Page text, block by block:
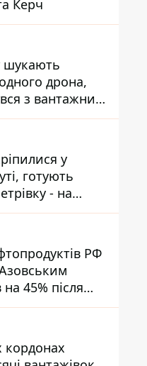
Керч
шукають
дрона,
з вантажним
у
готують
- на
напрямку є
позицій ЗСУ
РФ
45% після
кордонах